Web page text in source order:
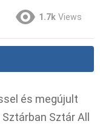
1.7k Views
és megújult
Sztár All